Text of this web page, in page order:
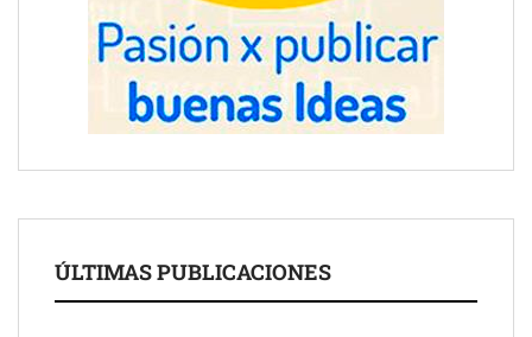
ÚLTIMAS PUBLICACIONES